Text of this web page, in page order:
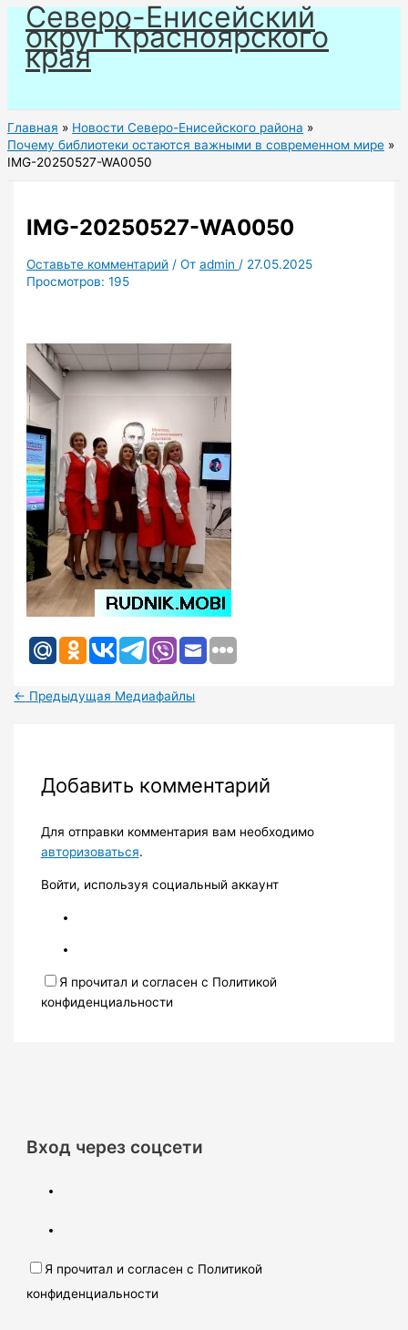
Перейти
содержимому
Северо-Енисейский
округ Красноярского
края
Главная
Новости Северо-Енисейского района
Почему библиотеки остаются важными в современном мире
IMG-20250527-WA0050
IMG-20250527-WA0050
Оставьте комментарий / Отadmin / 27.05.2025
Просмотров: 195
← Предыдущая Медиафайлы
Добавить комментарий
Для отправки комментария вам необходимо
авторизоваться.
Войти, используя социальный аккаунт
Я прочитал и согласен с Политикой
конфиденциальности
Вход через соцсети
Я прочитал и согласен с Политикой
конфиденциальности